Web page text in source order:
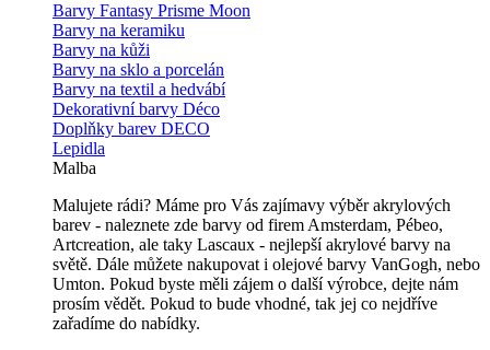
Barvy Fantasy Prisme Moon
Barvy na keramiku
Barvy na kůži
Barvy na sklo a porcelán
Barvy na textil a hedvábí
Dekorativní barvy Déco
Doplňky barev DECO
Lepidla
Malba
Malujete rádi? Máme pro Vás zajímavy výběr akrylových
barev - naleznete zde barvy od firem Amsterdam, Pébeo,
Artcreation, ale taky Lascaux - nejlepší akrylové barvy na
světě. Dále můžete nakupovat i olejové barvy VanGogh, nebo
Umton. Pokud byste měli zájem o další výrobce, dejte nám
prosím vědět. Pokud to bude vhodné, tak jej co nejdříve
zařadíme do nabídky.